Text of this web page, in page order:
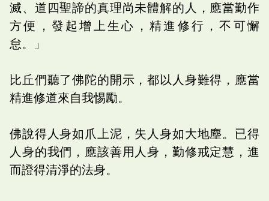
滅、道四聖諦的真理尚未體解的人，應當勤作
方便，發起增上生心，精進修行，不可懈
怠。」
比丘們聽了佛陀的開示，都以人身難得，應當
精進修道來自我惕勵。
佛說得人身如爪上泥，失人身如大地塵。已得
人身的我們，應該善用人身，勤修戒定慧，進
而證得清淨的法身。